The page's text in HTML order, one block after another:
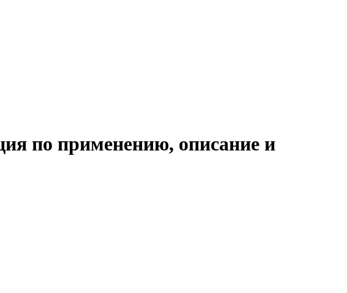
по применению, описание и